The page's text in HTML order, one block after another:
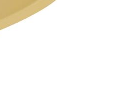
38, 0594 Oslo